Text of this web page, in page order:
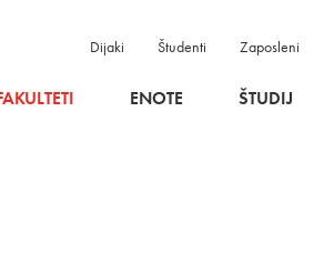
Dijaki Študenti Zaposleni
ENOTE ŠTUDIJ